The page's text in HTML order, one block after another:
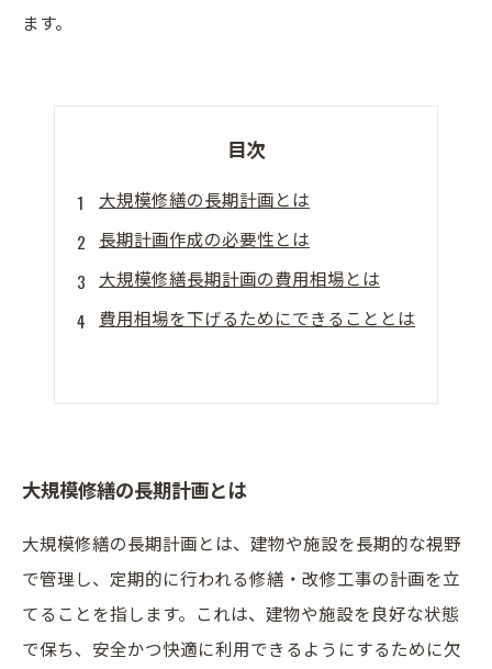
ます。
目次
大規模修繕の長期計画とは
長期計画作成の必要性とは
大規模修繕長期計画の費用相場とは
費用相場を下げるためにできることとは
大規模修繕の長期計画とは
大規模修繕の長期計画とは、建物や施設を長期的な視野
で管理し、定期的に行われる修繕・改修工事の計画を立
てることを指します。これは、建物や施設を良好な状態
で保ち、安全かつ快適に利用できるようにするために欠